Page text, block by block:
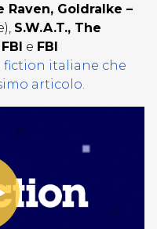
Raven, Goldralke –
S.W.A.T., The
e FBI
fiction italiane che
articolo.